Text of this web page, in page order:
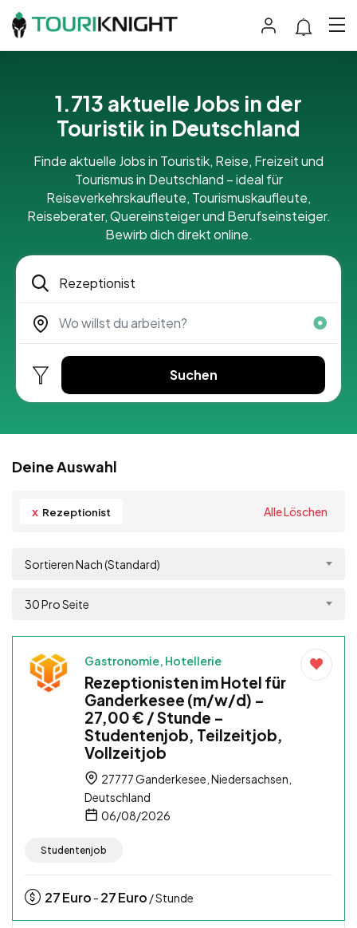
1.713 aktuelle Jobs in der
Touristik in Deutschland
Finde aktuelle Jobs in Touristik, Reise, Freizeit und
Tourismus in Deutschland – ideal für
Reiseverkehrskaufleute, Tourismuskaufleute,
Reiseberater, Quereinsteiger und Berufseinsteiger.
Bewirb dich direkt online.
Suchen
Deine Auswahl
x Rezeptionist Alle Löschen
Sortieren Nach (Standard)
30 Pro Seite
Gastronomie, Hotellerie
Rezeptionisten im Hotel für
Ganderkesee (m/w/d) –
27,00 € / Stunde –
Studentenjob, Teilzeitjob,
Vollzeitjob
27777 Ganderkesee, Niedersachsen,
Deutschland
06/08/2026
Studentenjob
27Euro - 27Euro / Stunde